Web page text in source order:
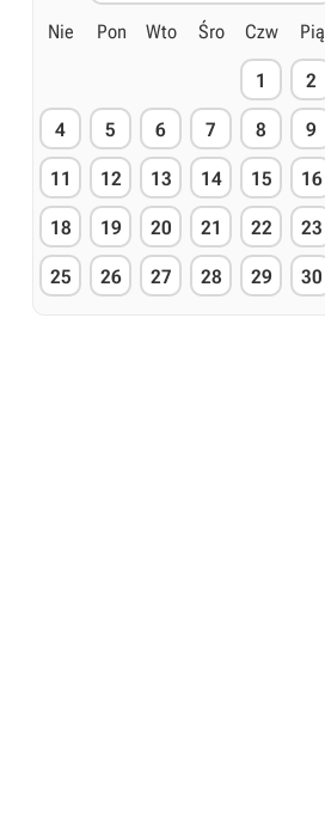
Twierdza:
Krzyżowiec
Nie Pon Wto Śro Czw Pią
1 2
4 5 6 7 8 9
11 12 13 14 15 16
18 19 20 21 22 23
25 26 27 28 29 30